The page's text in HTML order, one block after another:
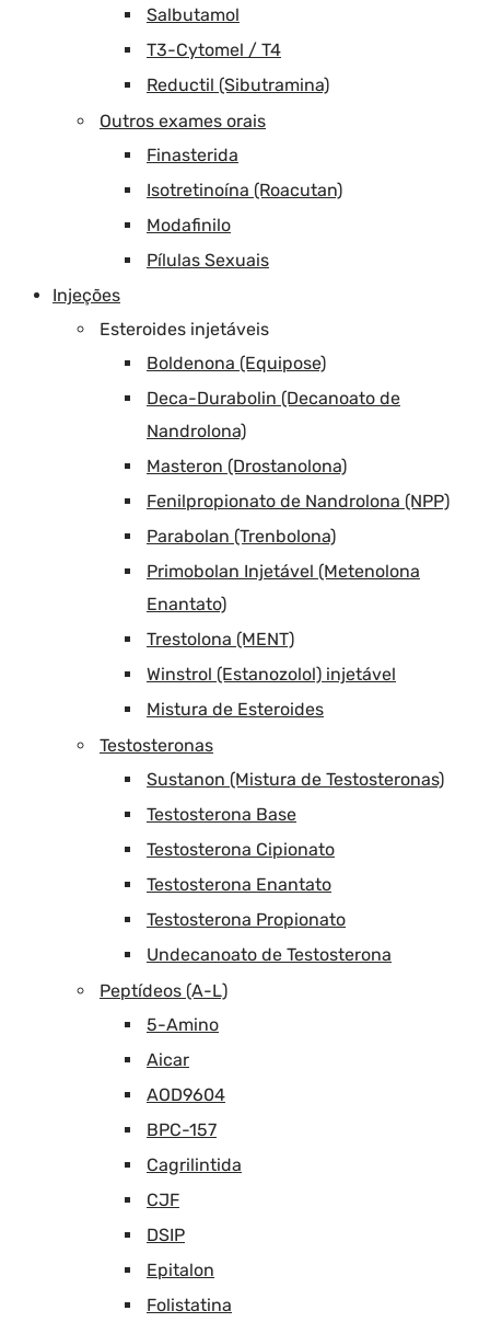
Salbutamol
T3-Cytomel / T4
Reductil (Sibutramina)
Outros exames orais
Finasterida
Isotretinoína (Roacutan)
Modafinilo
Pílulas Sexuais
Injeções
Esteroides injetáveis
Boldenona (Equipose)
Deca-Durabolin (Decanoato de
Nandrolona)
Masteron (Drostanolona)
Fenilpropionato de Nandrolona (NPP)
Parabolan (Trenbolona)
Primobolan Injetável (Metenolona
Enantato)
Trestolona (MENT)
Winstrol (Estanozolol) injetável
Mistura de Esteroides
Testosteronas
Sustanon (Mistura de Testosteronas)
Testosterona Base
Testosterona Cipionato
Testosterona Enantato
Testosterona Propionato
Undecanoato de Testosterona
Peptídeos (A-L)
5-Amino
Aicar
AOD9604
BPC-157
Cagrilintida
CJF
DSIP
Epitalon
Folistatina